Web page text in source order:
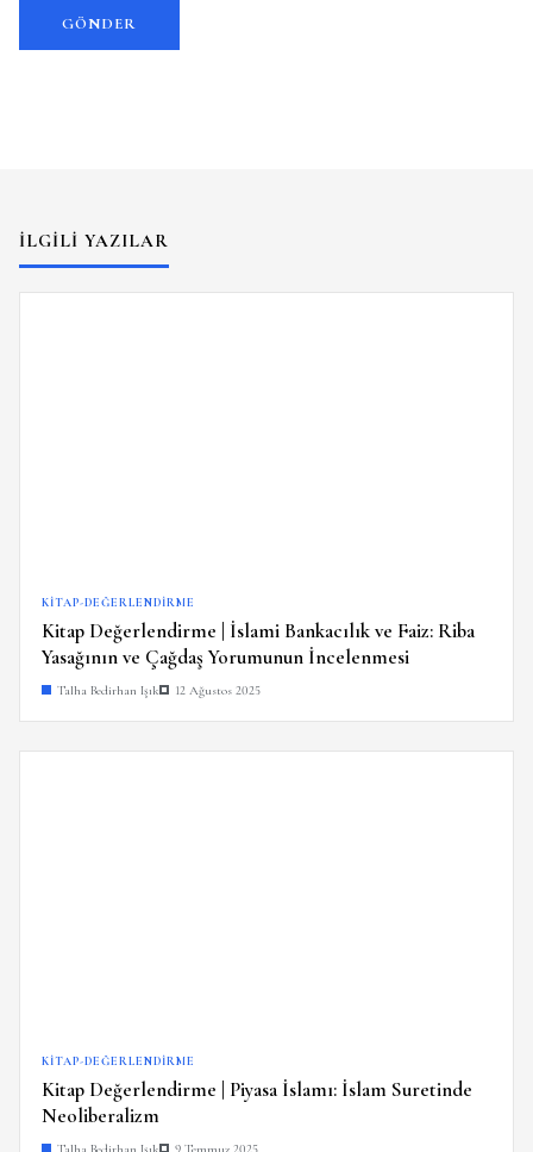
İLGILI YAZILAR
KITAP-DEĞERLENDIRME
Kitap Değerlendirme | İslami Bankacılık ve Faiz: Riba
Yasağının ve Çağdaş Yorumunun İncelenmesi
Talha Bedirhan Işık 12 Ağustos 2025
KITAP-DEĞERLENDIRME
Kitap Değerlendirme | Piyasa İslamı: İslam Suretinde
Neoliberalizm
Talha Bedirhan Işık 9 Temmuz 2025